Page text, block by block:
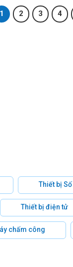
1 2 3 4
Thiết bị
Thiết bị điện tử
chấm công